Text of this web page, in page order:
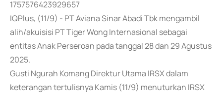
1757576423929657
IQPlus, (11/9) - PT Aviana Sinar Abadi Tbk mengambil
alih/akuisisi PT Tiger Wong Internasional sebagai
entitas Anak Perseroan pada tanggal 28 dan 29 Agustus
2025.
Gusti Ngurah Komang Direktur Utama IRSX dalam
keterangan tertulisnya Kamis (11/9) menuturkan IRSX